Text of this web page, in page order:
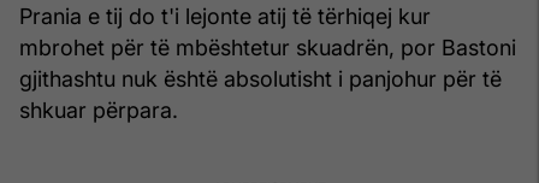
Prania e tij do t'i lejonte atij të tërhiqej kur
mbrohet për të mbështetur skuadrën, por Bastoni
gjithashtu nuk është absolutisht i panjohur për të
shkuar përpara.